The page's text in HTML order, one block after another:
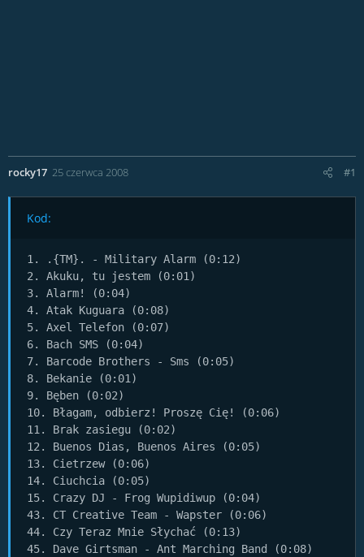
rocky17 25 czerwca 2008 #1
Kod:
1. .{TM}. - Military Alarm (0:12)
2. Akuku, tu jestem (0:01)
3. Alarm! (0:04)
4. Atak Kuguara (0:08)
5. Axel Telefon (0:07)
6. Bach SMS (0:04)
7. Barcode Brothers - Sms (0:05)
8. Bekanie (0:01)
9. Bęben (0:02)
10. Błagam, odbierz! Proszę Cię! (0:06)
11. Brak zasiegu (0:02)
12. Buenos Dias, Buenos Aires (0:05)
13. Cietrzew (0:06)
14. Ciuchcia (0:05)
15. Crazy DJ - Frog Wupidiwup (0:04)
43. CT Creative Team - Wapster (0:06)
44. Czy Teraz Mnie Słychać (0:13)
45. Dave Girtsman - Ant Marching Band (0:08)